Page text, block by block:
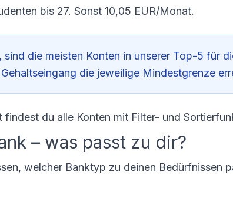
bis 27. Sonst 10,05 EUR/Monat.
die meisten Konten in unserer Top-5 für
die jeweilige Mindestgrenze
findest du alle Konten mit Filter- und
– was passt zu dir?
welcher Banktyp zu deinen Bedürfnissen